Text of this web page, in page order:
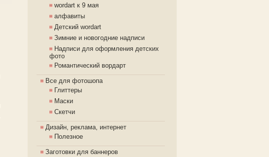
wordart к 9 мая
алфавиты
Детский wordart
Зимние и новогодние надписи
Надписи для оформления детских
фото
Романтический вордарт
Все для фотошопа
Глиттеры
Маски
Скетчи
Дизайн, реклама, интернет
Полезное
Заготовки для баннеров